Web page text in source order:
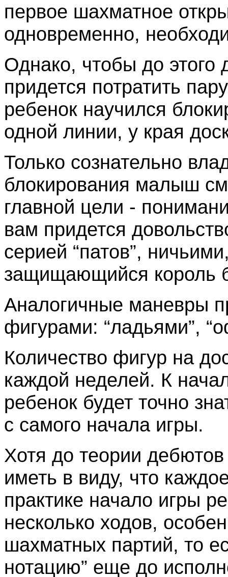
первое шахматное
одновременно,
Однако, чтобы до
придется потратить
ребенок научился
одной линии, у края
Только сознательно
блокирования малыш
главной цели -
вам придется
серией “патов”,
защищающийся король
Аналогичные маневры
фигурами: “ладьями”,
Количество фигур на
каждой неделей. К
ребенок будет точно
с самого начала игры.
Хотя до теории
иметь в виду, что
практике начало игры
несколько ходов,
шахматных партий, то
нотацию” еще до